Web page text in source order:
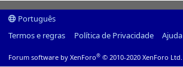
Português
Termos e regras
Política de Privacidade Ajuda
Forum software by XenForo® © 2010-2020 XenForo Ltd.